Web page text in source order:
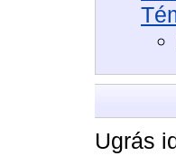
Ugrás